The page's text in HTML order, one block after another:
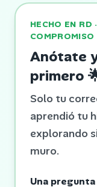
HECHO EN RD
COMPROMISO
Anótate
primero
Solo tu
aprendió tu
explorando
muro.
Una